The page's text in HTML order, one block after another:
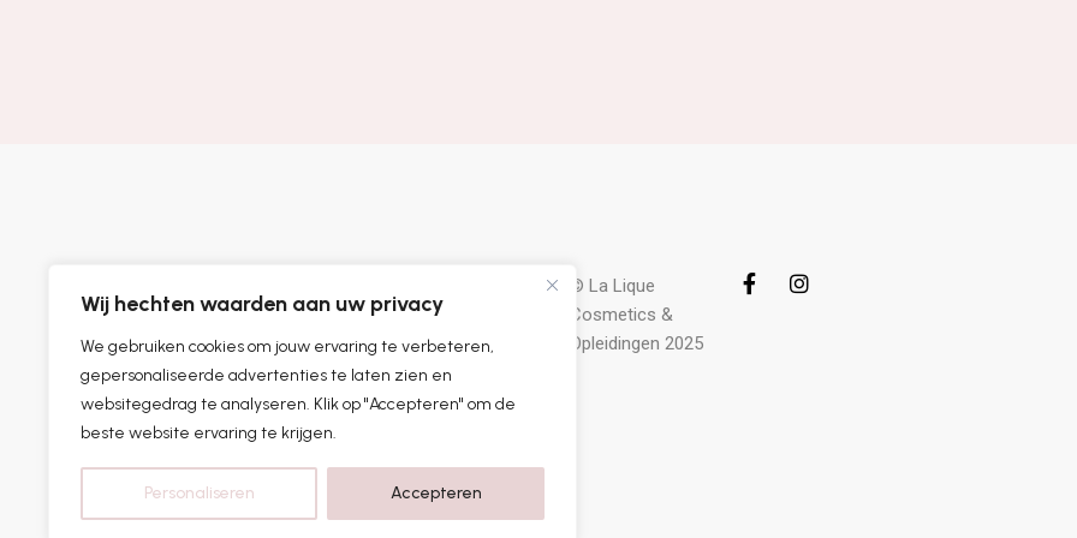
Wij hechten waarden aan uw privacy
We gebruiken cookies om jouw ervaring te verbeteren,
gepersonaliseerde advertenties te laten zien en
websitegedrag te analyseren. Klik op "Accepteren" om de
beste website ervaring te krijgen.
Personaliseren Accepteren
© La Lique
Cosmetics &
Opleidingen 2025